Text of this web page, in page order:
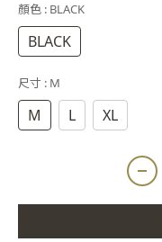
顏色 : BLACK
BLACK
尺寸 : M
M L XL